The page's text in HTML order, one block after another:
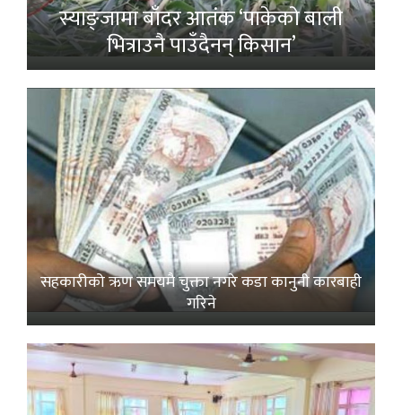
स्याङ्जामा बाँदर आतंक ‘पाकेको बाली
भित्राउनै पाउँदैनन् किसान’
सहकारीको ऋण समयमै चुक्ता नगरे कडा कानुनी कारबाही
गरिने